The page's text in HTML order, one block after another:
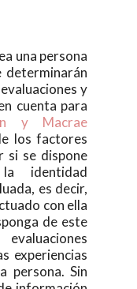
una persona
determinarán
y
cuenta para
y Macrae
los factores
si se dispone
identidad
es decir,
con ella
de este
experiencias
persona. Sin